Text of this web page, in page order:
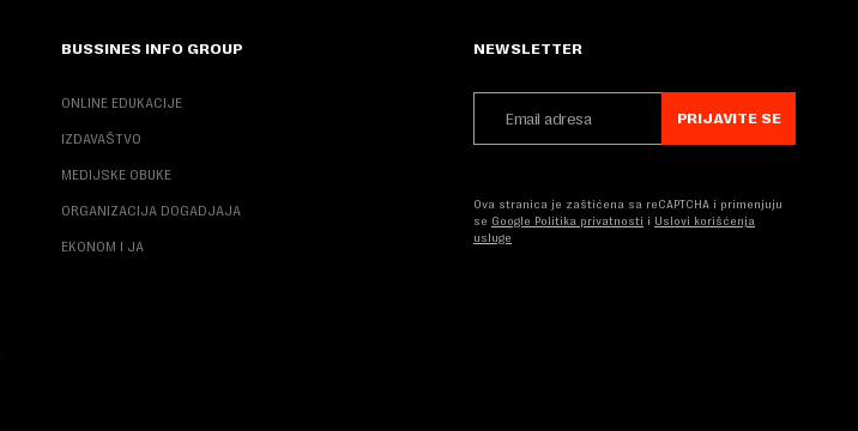
BUSSINES INFO GROUP
ONLINE EDUKACIJE
IZDAVAŠTVO
MEDIJSKE OBUKE
ORGANIZACIJA DOGADJAJA
EKONOM I JA
NEWSLETTER
PRIJAVITE SE
Ova stranica je zaštićena sa reCAPTCHA i primenjuju
se Google Politika privatnosti i Uslovi korišćenja
usluge